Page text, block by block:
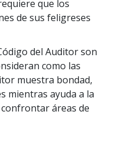
que los
de sus feligreses
del Auditor son
como las
muestra bondad,
mientras ayuda a la
áreas de